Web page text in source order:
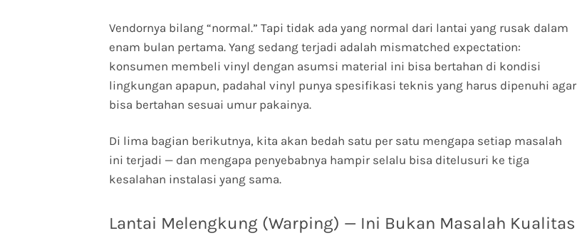
Vendornya bilang “normal.” Tapi tidak ada yang normal dari lantai yang rusak dalam
enam bulan pertama. Yang sedang terjadi adalah mismatched expectation:
konsumen membeli vinyl dengan asumsi material ini bisa bertahan di kondisi
lingkungan apapun, padahal vinyl punya spesifikasi teknis yang harus dipenuhi agar
bisa bertahan sesuai umur pakainya.
Di lima bagian berikutnya, kita akan bedah satu per satu mengapa setiap masalah
ini terjadi — dan mengapa penyebabnya hampir selalu bisa ditelusuri ke tiga
kesalahan instalasi yang sama.
Lantai Melengkung (Warping) — Ini Bukan Masalah Kualitas